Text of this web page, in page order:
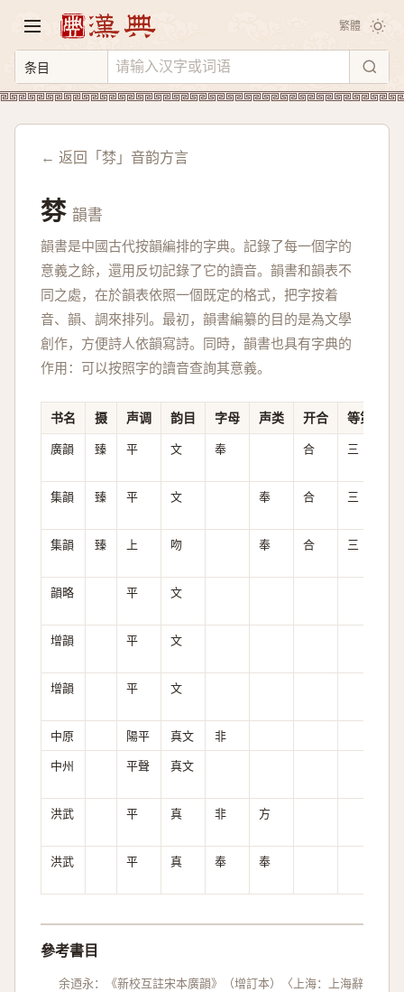
繁體
← 返回「棼」音韵方言
棼 韻書
韻書是中國古代按韻編排的字典。記錄了每一個字的
意義之餘，還用反切記錄了它的讀音。韻書和韻表不
同之處，在於韻表依照一個既定的格式，把字按着
音、韻、調來排列。最初，韻書編纂的目的是為文學
創作，方便詩人依韻寫詩。同時，韻書也具有字典的
作用：可以按照字的讀音查詢其意義。
书名 摄 声调 韵目 字母 声类 开合 等第
廣韻 臻 平 文 奉 合 三
集韻 臻 平 文 奉 合 三
集韻 臻 上 吻 奉 合 三
韻略 平 文
增韻 平 文
增韻 平 文
中原 陽平 真文 非
中州
平聲 真文
洪武 平 真 非 方
洪武 平 真 奉 奉
參考書目
余迺永：《新校互註宋本廣韻》（增訂本）〈上海：上海辭